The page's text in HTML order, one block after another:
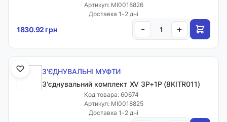
Артикул: MI0018826
Доставка 1-2 дні
1830.92 грн - +
З'ЄДНУВАЛЬНІ МУФТИ
З'єднувальний комплект XV 3P+1P (8KITR011)
Код товара: 60674
Артикул: MI0018825
Доставка 1-2 дні